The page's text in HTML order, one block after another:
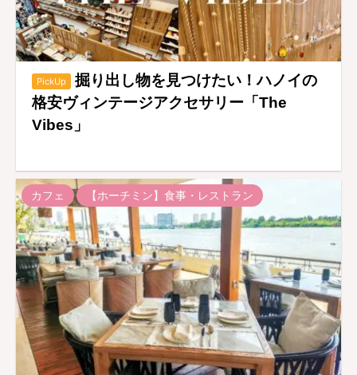
PickUp
掘り出し物を見つけたい！ハノイの
格安ヴィンテージアクセサリー「The
Vibes」
カフェ 【ホーチミン】食事・レストラン